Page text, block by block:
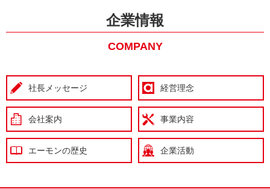
企業情報
COMPANY
社長メッセージ 経営理念
会社案内 事業内容
エーモンの歴史 企業活動